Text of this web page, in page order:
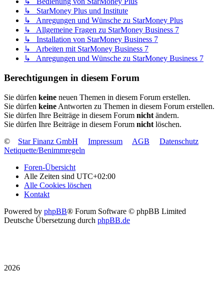
↳ StarMoney Plus und Institute
↳ Anregungen und Wünsche zu StarMoney Plus
↳ Allgemeine Fragen zu StarMoney Business 7
↳ Installation von StarMoney Business 7
↳ Arbeiten mit StarMoney Business 7
↳ Anregungen und Wünsche zu StarMoney Business 7
Berechtigungen in diesem Forum
Sie dürfen keine neuen Themen in diesem Forum erstellen.
Sie dürfen keine Antworten zu Themen in diesem Forum erstellen.
Sie dürfen Ihre Beiträge in diesem Forum nicht ändern.
Sie dürfen Ihre Beiträge in diesem Forum nicht löschen.
©
Star Finanz GmbH Impressum AGB
Datenschutz
Netiquette/Benimmregeln
Foren-Übersicht
Alle Zeiten sind UTC+02:00
Alle Cookies löschen
Kontakt
Powered by phpBB® Forum Software © phpBB Limited
Deutsche Übersetzung durch phpBB.de
2026